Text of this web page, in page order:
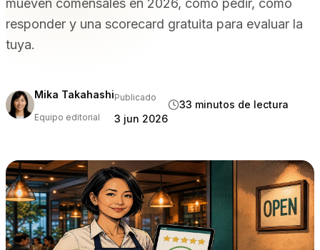
POR TIPO DE RECINTO
Restaurantes con servicio completo
Hoteles y complejos turísticos
Comida para llevar y a domicilio
Camiones de comida y cocinas compartidas
Tableview frente a Toast
Tableview frente a Square
Tableview frente a Lightspeed
mueven comensales en 2026, cómo pedir, cómo
responder y una scorecard gratuita para evaluar la
tuya.
Mika Takahashi
Equipo editorial
Publicado
3 jun 2026
33 minutos de lectura